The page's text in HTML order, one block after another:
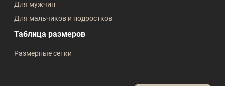
Для мужчин
Для мальчиков и подростков
Таблица размеров
Размерные сетки